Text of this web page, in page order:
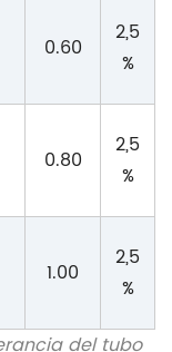
del tubo
0.60
2,5
%
0.80
2,5
%
1.00
2,5
%